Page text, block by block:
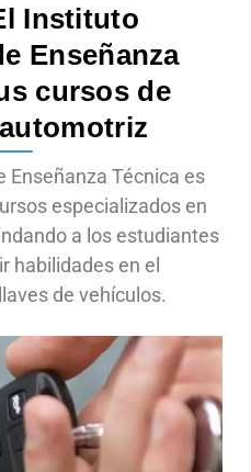
Instituto
Enseñanza
cursos de
Enseñanza Técnica es
especializados en
a los estudiantes
habilidades en el
de vehículos.